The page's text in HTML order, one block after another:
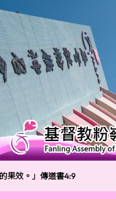
效。」傳道書4:9